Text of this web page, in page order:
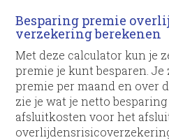
Besparing premie
verzekering berekenen
Met deze calculator kun je
premie je kunt besparen.
premie per maand en over
zie je wat je netto
afsluitkosten voor het